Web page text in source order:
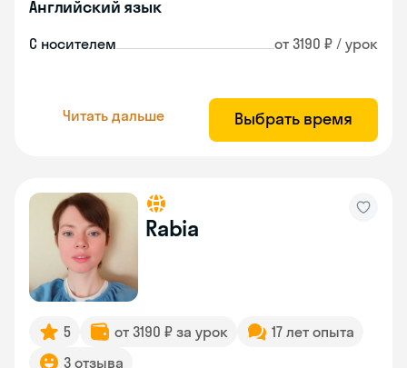
Английский язык
С носителем от 3190 ₽ / урок
Читать дальше Выбрать время
Rabia
5 от 3190 ₽ за урок
17 лет опыта
3 отзыва